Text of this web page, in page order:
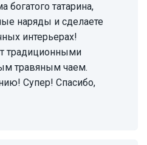
богатого татарина,
наряды и сделаете
интерьерах!
традиционными
травяным чаем.
Супер! Спасибо,